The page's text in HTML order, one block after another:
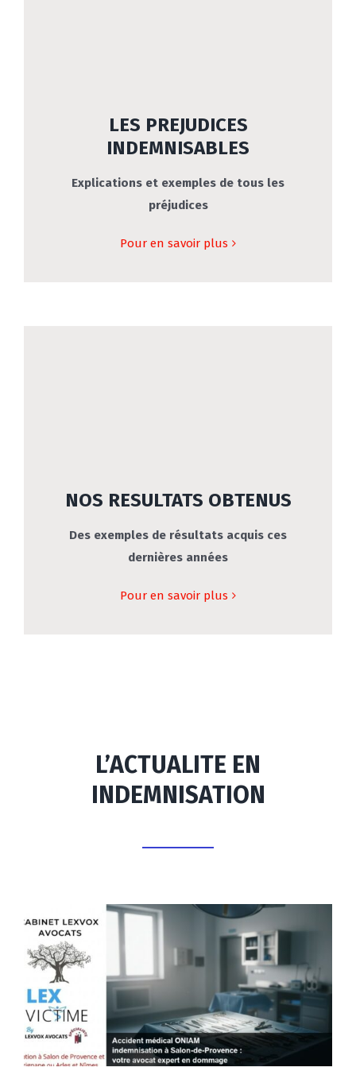
LES PREJUDICES
INDEMNISABLES
Explications et exemples de tous les
préjudices
Pour en savoir plus
NOS RESULTATS OBTENUS
Des exemples de résultats acquis ces
dernières années
Pour en savoir plus
L’ACTUALITE EN
INDEMNISATION